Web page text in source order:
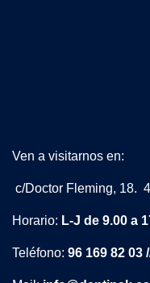
Ven a visitarnos en:
c/Doctor Fleming, 18.
Horario: L-J de 9.00 a
Teléfono: 96 169 82 03